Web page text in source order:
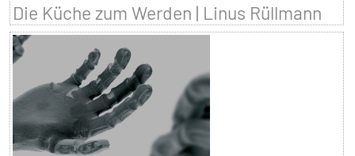
Die Küche zum Werden | Linus Rüllmann